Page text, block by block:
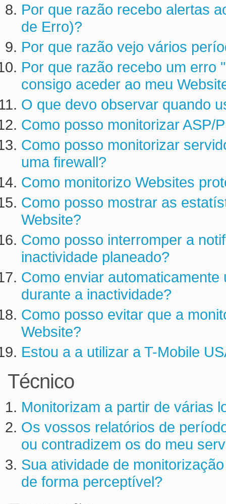
Por que razão recebo alertas
de Erro)?
Por que razão vejo vários
Por que razão recebo um erro
consigo aceder ao meu
O que devo observar quando
Como posso monitorizar ASP/
Como posso monitorizar
uma firewall?
Como monitorizo Websites
Como posso mostrar as
Website?
Como posso interromper a
inactividade planeado?
Como enviar
durante a inactividade?
Como posso evitar que a
Website?
Estou a a utilizar a T-Mobile
Técnico
Monitorizam a partir de várias
Os vossos relatórios de
ou contradizem os do meu
Sua atividade de
de forma perceptível?